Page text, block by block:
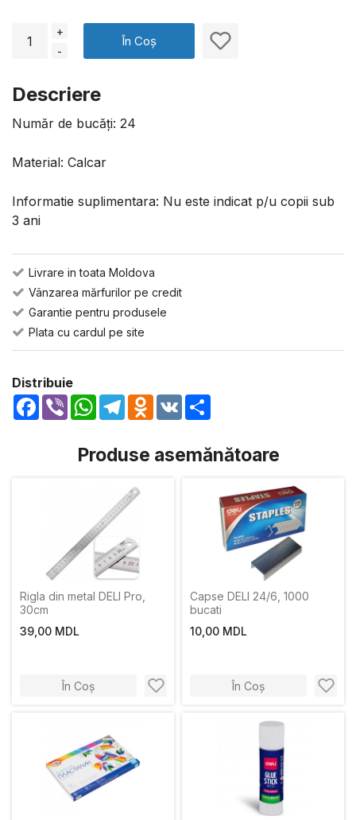
+
-
În Coș
Descriere
Număr de bucăți: 24
Material: Calcar
Informatie suplimentara: Nu este indicat p/u copii sub
3 ani
Livrare in toata Moldova
Vânzarea mărfurilor pe credit
Garantie pentru produsele
Plata cu cardul pe site
Distribuie
Facebook
Viber WhatsApp
TelegramOdnoklassniki
VK
Produse asemănătoare
Rigla din metal DELI Pro,
30cm
39,00 MDL
În Coș
Capse DELI 24/6, 1000
bucati
10,00 MDL
În Coș